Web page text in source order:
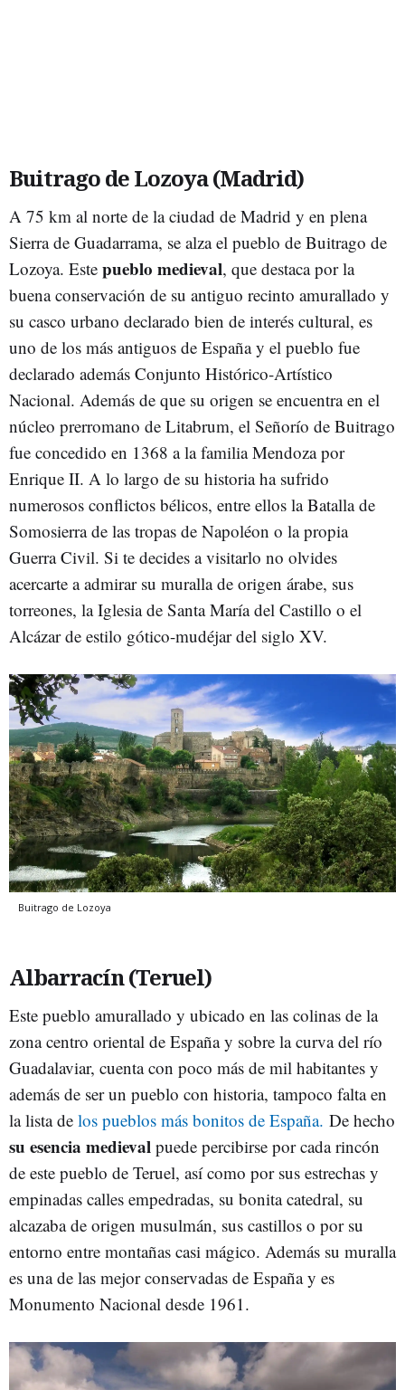
Buitrago de Lozoya (Madrid)
A 75 km al norte de la ciudad de Madrid y en plena
Sierra de Guadarrama, se alza el pueblo de Buitrago de
Lozoya. Este pueblo medieval, que destaca por la
buena conservación de su antiguo recinto amurallado y
su casco urbano declarado bien de interés cultural, es
uno de los más antiguos de España y el pueblo fue
declarado además Conjunto Histórico-Artístico
Nacional. Además de que su origen se encuentra en el
núcleo prerromano de Litabrum, el Señorío de Buitrago
fue concedido en 1368 a la familia Mendoza por
Enrique II. A lo largo de su historia ha sufrido
numerosos conflictos bélicos, entre ellos la Batalla de
Somosierra de las tropas de Napoléon o la propia
Guerra Civil. Si te decides a visitarlo no olvides
acercarte a admirar su muralla de origen árabe, sus
torreones, la Iglesia de Santa María del Castillo o el
Alcázar de estilo gótico-mudéjar del siglo XV.
Buitrago de Lozoya
Albarracín (Teruel)
Este pueblo amurallado y ubicado en las colinas de la
zona centro oriental de España y sobre la curva del río
Guadalaviar, cuenta con poco más de mil habitantes y
además de ser un pueblo con historia, tampoco falta en
la lista de los pueblos más bonitos de España. De hecho
su esencia medieval puede percibirse por cada rincón
de este pueblo de Teruel, así como por sus estrechas y
empinadas calles empedradas, su bonita catedral, su
alcazaba de origen musulmán, sus castillos o por su
entorno entre montañas casi mágico. Además su muralla
es una de las mejor conservadas de España y es
Monumento Nacional desde 1961.